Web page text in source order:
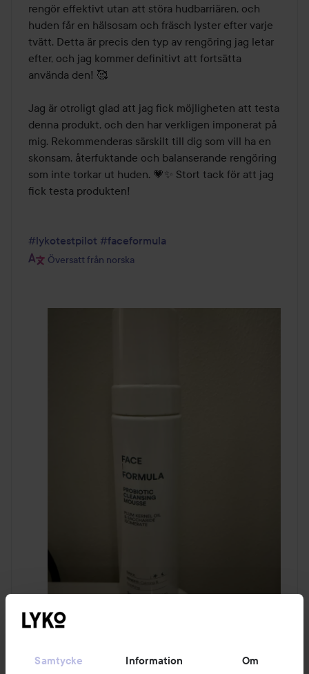
Samtycke Information Om
rengör effektivt utan att störa hudbarriären, och
huden får en hälsosam och fräsch lyster efter varje
tvätt. Detta är precis den typ av rengöring jag letar
efter, och jag kommer definitivt att fortsätta
använda den! 🥰
Jag är otroligt glad att jag fick möjligheten att testa
denna produkt, och den har verkligen imponerat på
mig. Rekommenderas särskilt till dig som vill ha en
skonsam, återfuktande och balanserande rengöring
som inte torkar ut huden. 💗✨ Stort tack för att jag
fick testa produkten!
#lykotestpilot #faceformula
Översatt från norska
46 visningar